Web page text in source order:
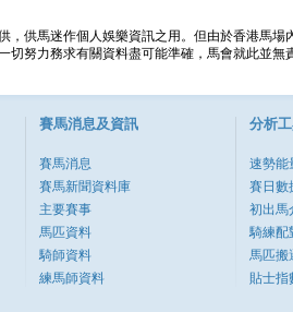
，供馬迷作個人娛樂資訊之用。但由於香港馬
切努力務求有關資料盡可能準確，馬會就此並
賽馬消息及資訊
賽馬消息
賽馬新聞資料庫
主要賽事
馬匹資料
騎師資料
練馬師資料
分析
速勢能
賽日數
初出馬
騎練配
馬匹搬
貼士指